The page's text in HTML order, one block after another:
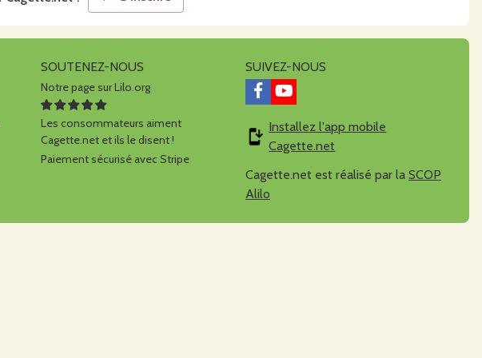
SOUTENEZ-NOUS
Notre page sur Lilo.org
Les consommateurs aiment
Cagette.net et ils le disent !
Paiement sécurisé avec Stripe
SUIVEZ-NOUS
Installez l'app mobile
Cagette.net
Cagette.net est réalisé par la SCOP
Alilo